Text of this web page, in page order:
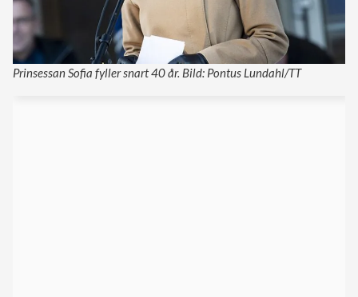
Prinsessan Sofia fyller snart 40 år. Bild: Pontus Lundahl/TT